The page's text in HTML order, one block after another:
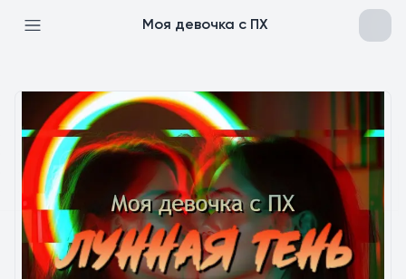
Моя девочка с ПХ